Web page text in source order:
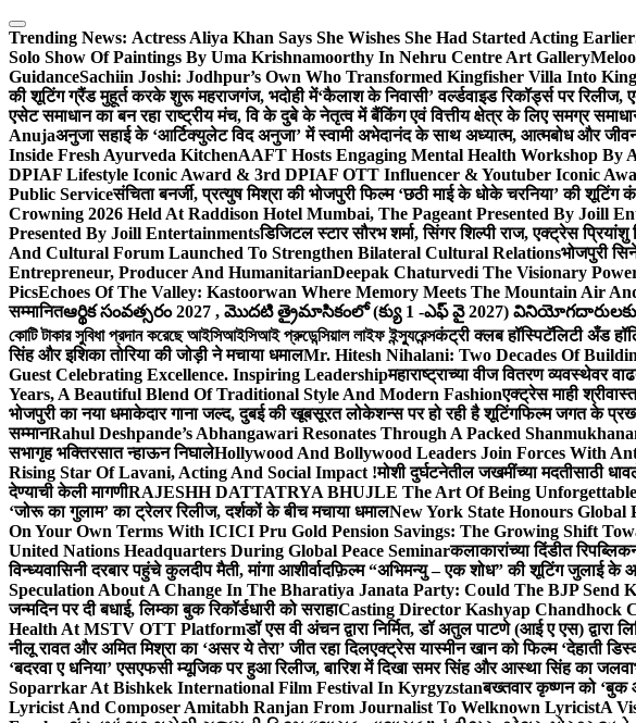
Skip
to
content
Trending News: Actress Aliya Khan Says She Wishes She Had Started Acting Earlier
Solo Show Of Paintings By Uma Krishnamoorthy In Nehru Centre Art Gallery
GuidanceSachiin Joshi: Jodhpur’s Own Who Transformed Kingfisher Villa Into
की शूटिंग ग्रैंड मुहूर्त करके शुरू महराजगंज, भदोही में‘कैलाश के निवासी’ वर्ल्डवाइड रिकॉर्ड्स पर
एसेट समाधान का बन रहा राष्ट्रीय मंच, वि के दुबे के नेतृत्व में बैंकिंग एवं वित्तीय क्षेत्र के लिए समग्र
Anujaअनुजा सहाई के ‘आर्टिक्युलेट विद अनुजा’ में स्वामी अभेदानंद के साथ अध्यात्म, आत्मबोध और
Inside Fresh Ayurveda KitchenAAFT Hosts Engaging Mental Health Workshop By
DPIAF Lifestyle Iconic Award & 3rd DPIAF OTT Influencer & Youtuber Iconic
Public Serviceसंचिता बनर्जी, प्रत्युष मिश्रा की भोजपुरी फिल्म ‘छठी माई के धोके चरनिया’ की
Crowning 2026 Held At Raddison Hotel Mumbai, The Pageant Presented By Joill
Presented By Joill Entertainmentsडिजिटल स्टार सौरभ शर्मा, सिंगर शिल्पी राज, एक्ट्रेस
And Cultural Forum Launched To Strengthen Bilateral Cultural Relationsभोजपुरी
Entrepreneur, Producer And HumanitarianDeepak Chaturvedi The Visionary
PicsEchoes Of The Valley: Kastoorwan Where Memory Meets The Mountain Air
सम्मानितఆర్థిక సంవత్సరం 2027 , మొదటి త్రైమాసికంలో (క్యు 1 -ఎఫ్ వై 2027)
কোটি টাকার সুবিধা প্রদান করেছে আইসিআইসিআই প্রুডেন্সিয়াল লাইফ ইন্স্যুরেন্সकंट्री क्लब हॉस्पिटॅलिटी अँड
सिंह और इशिका तोरिया की जोड़ी ने मचाया धमालMr. Hitesh Nihalani: Two Decades Of
Guest Celebrating Excellence. Inspiring Leadershipमहाराष्ट्राच्या वीज वितरण व्यवस्थेवर
Years, A Beautiful Blend Of Traditional Style And Modern Fashionएक्ट्रेस माही
भोजपुरी का नया धमाकेदार गाना जल्द, दुबई की खूबसूरत लोकेशन्स पर हो रही है शूटिंगफिल्म जगत के
सम्मानRahul Deshpande’s Abhangawari Resonates Through A Packed
सभागृह भक्तिरसात न्हाऊन निघालेHollywood And Bollywood Leaders Join Forces With
Rising Star Of Lavani, Acting And Social Impact !मोशी दुर्घटनेतील जखमींच्या मदतीसाठी
देण्याची केली मागणीRAJESHH DATTATRYA BHUJLE The Art Of Being
‘जोरू का गुलाम’ का ट्रेलर रिलीज, दर्शकों के बीच मचाया धमालNew York State Honours
On Your Own Terms With ICICI Pru Gold Pension Savings: The Growing Shift
United Nations Headquarters During Global Peace Seminarकलाकारांच्या दिंडीत
विन्ध्यवासिनी दरबार पहुंचे कुलदीप मैती, मांगा आशीर्वादफ़िल्म “अभिमन्यु – एक शोध” की शूटिंग जुलाई के
Speculation About A Change In The Bharatiya Janata Party: Could The BJP Send
जन्मदिन पर दी बधाई, लिम्का बुक रिकॉर्डधारी को सराहाCasting Director Kashyap Chandhock
Health At MSTV OTT Platformडॉ एस वी अंचन द्वारा निर्मित, डॉ अतुल पाटणे (आई ए एस)
नीलू रावत और अमित मिश्रा का ‘असर ये तेरा’ जीत रहा दिलएक्ट्रेस यास्मीन खान को फिल्म ‘देहाती
‘बदरवा ए धनिया’ एसएफसी म्यूजिक पर हुआ रिलीज, बारिश में दिखा समर सिंह और आस्था सिंह का जलवा
Soparrkar At Bishkek International Film Festival In Kyrgyzstanबख्तवार कृष्णन को ‘बुक
Lyricist And Composer Amitabh Ranjan From Journalist To Welknown LyricistA